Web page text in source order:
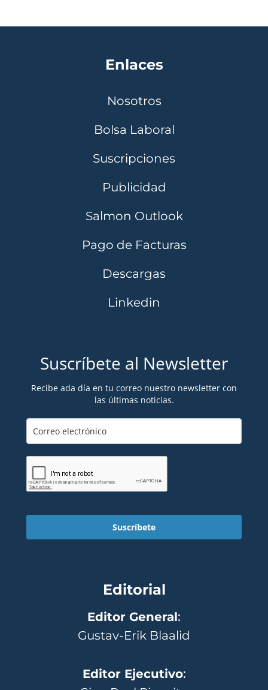
Enlaces
Nosotros
Bolsa Laboral
Suscripciones
Publicidad
Salmon Outlook
Pago de Facturas
Descargas
Linkedin
Suscríbete al Newsletter
Recibe ada día en tu correo nuestro newsletter con
las últimas noticias.
Suscríbete
Editorial
Editor General:
Gustav-Erik Blaalid
Editor Ejecutivo: